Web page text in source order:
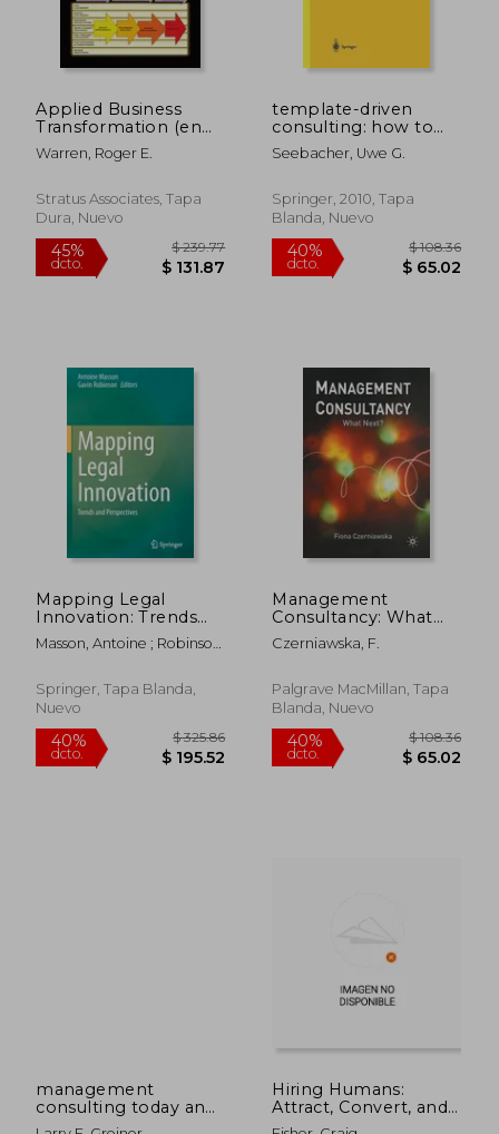
40% 40%
dcto.
Applied Business
Transformation (en
Inglés)
Warren, Roger E.
Stratus Associates, Tapa
Dura, Nuevo
template-driven
consulting: how to
slash more than half
of your consulting
Seebacher, Uwe G.
Springer, 2010, Tapa
Blanda, Nuevo
Mapping Legal
Innovation: Trends
and Perspectives (en
Inglés)
Masson, Antoine ; Robinson,
Springer, Tapa Blanda,
Nuevo
Management
Consultancy: What
Next? (en Inglés)
Czerniawska, F.
Palgrave MacMillan, Tapa
Blanda, Nuevo
management
consulting today and
tomorrow
Hiring Humans:
Attract, Convert, and
Retain Top Talent in